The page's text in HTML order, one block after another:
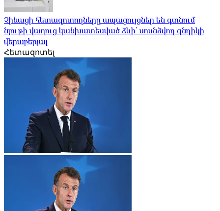
Չինացի հետազոտողները ապացույցներ են գտնում
նյութի վաղուց կանխատեսված ձևի՝ սոսնձվող գնդիկի
վերաբերյալ
Հետազոտել